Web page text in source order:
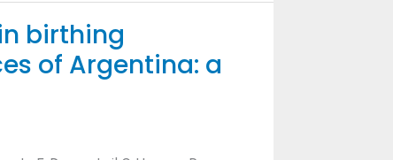
birthing
of Argentina: a